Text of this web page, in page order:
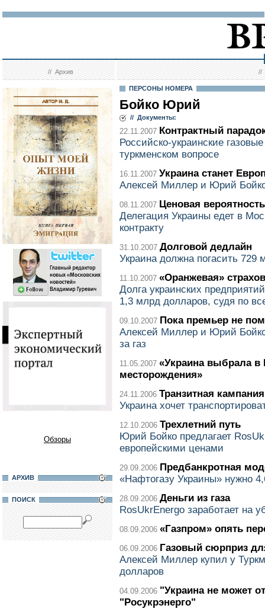
//Архив //
Обзоры
АРХИВ
ПОИСК
ПЕРСОНЫ НОМЕРА
Бойко Юрий
// Документы:
22.11.2007 Контрактный
Российско-украинские
туркменском вопросе
16.11.2007 Украина станет
Алексей Миллер и Юрий Бойко
08.11.2007 Ценовая вероятность
Делегация Украины едет в
контракту
31.10.2007 Долговой дедлайн
Украина должна погасить 729
11.10.2007 «Оранжевая»
Долга украинских
1,3 млрд долларов, судя по
09.10.2007 Пока премьер не
Алексей Миллер и Юрий
за газ
11.05.2007 «Украина выбрала в
месторождения»
24.11.2006 Транзитная кампания
Украина хочет
12.10.2006 Трехлетний путь
Юрий Бойко предлагает
европейскими ценами
29.09.2006 Предбанкротная
«Нафтогазу Украины» нужно
28.09.2006 Деньги из газа
RosUkrEnergo заработает на
08.09.2006 «Газпром» опять
06.09.2006 Газовый сюрприз
Алексей Миллер купил у
долларов
04.09.2006 "Украина не может
"Росукрэнерго"